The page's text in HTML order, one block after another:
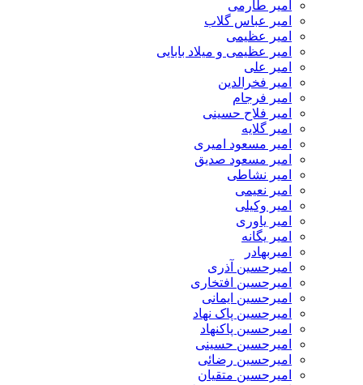
امیر طارمی
امیر عباس گلاب
امیر عظیمی
امیر عظیمی و میلاد بابایی
امیر علی
امیر فخرالدین
امیر فرجام
امیر فلاح حسینی
امیر گلایه
امیر مسعود امیری
امیر مسعود صدیق
امیر نشاطی
امیر نعیمی
امیر وکیلی
امیر یاوری
امیر یگانه
امیربهادر
امیرحسین آذری
امیرحسین افتخاری
امیرحسین ایمانی
امیرحسین پاک نهاد
امیرحسین پاکنهاد
امیرحسین حسینی
امیرحسین رضائی
امیرحسین متقیان